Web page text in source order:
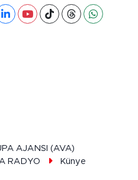
AJANSI (AVA)
RADYO Künye